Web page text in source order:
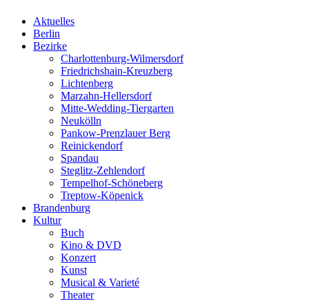
Aktuelles
Berlin
Bezirke
Charlottenburg-Wilmersdorf
Friedrichshain-Kreuzberg
Lichtenberg
Marzahn-Hellersdorf
Mitte-Wedding-Tiergarten
Neukölln
Pankow-Prenzlauer Berg
Reinickendorf
Spandau
Steglitz-Zehlendorf
Tempelhof-Schöneberg
Treptow-Köpenick
Brandenburg
Kultur
Buch
Kino & DVD
Konzert
Kunst
Musical & Varieté
Theater